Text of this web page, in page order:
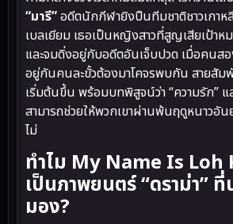
“มารี”อดีตนักกีฬายิงปืนทีมชาติชาวเกาห
เบลเยียม เธอเป็นหญิงสาวที่สูญเสียเป้าห
และจมดิ่งอยู่กับอดีตอันเจ็บปวด เมื่อคนส
อยู่กันคนละขั้วต้องมาโคจรพบกัน สายสัม
เริ่มต้นขึ้น พร้อมบทพิสูจน์ว่า “ความรัก” แ
สามารถช่วยให้พวกเขาผ่านพ้นฤดูหนาวอัน
ไม่
ทำไม My Name Is Loh
เป็นภาพยนตร์ “ดราม่า” ที่
มอง?